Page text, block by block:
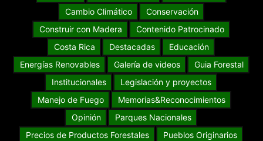
Cambio Climático
Conservación
Construir con Madera
Contenido Patrocinado
Costa Rica
Destacadas
Educación
Energías Renovables
Galería de videos
Guia Forestal
Institucionales
Legislación y proyectos
Manejo de Fuego
Memorias&Reconocimientos
Opinión
Parques Nacionales
Precios de Productos Forestales
Pueblos Originarios